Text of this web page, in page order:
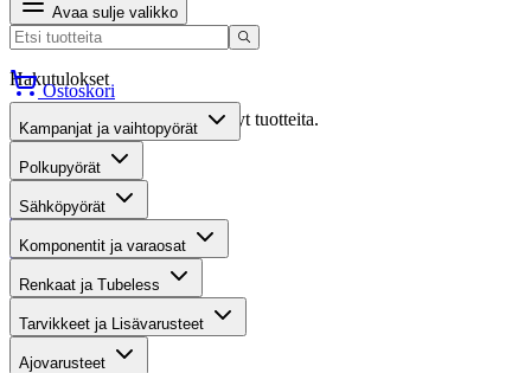
Avaa sulje valikko
Hakutulokset
Valitettavasti haullasi ei löytynyt tuotteita.
Suositut osastot
Gravel-pyörät
Maastosähköpyörät
Kaupunkisähköpyörät
Ostoskori
Kampanjat ja vaihtopyörät
Polkupyörät
Sähköpyörät
Komponentit ja varaosat
Renkaat ja Tubeless
Tarvikkeet ja Lisävarusteet
Ajovarusteet